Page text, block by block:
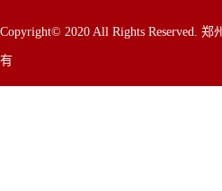
Copyright© 2020 All Rights Reserved.
有